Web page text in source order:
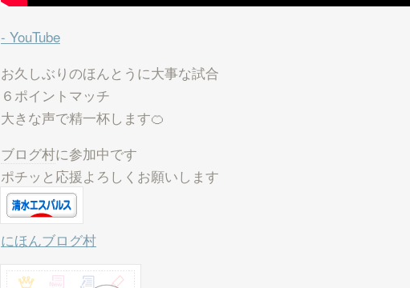
- YouTube
お久しぶりのほんとうに大事な試合
６ポイントマッチ
大きな声で精一杯します🍊
ブログ村に参加中です
ポチッと応援よろしくお願いします
にほんブログ村